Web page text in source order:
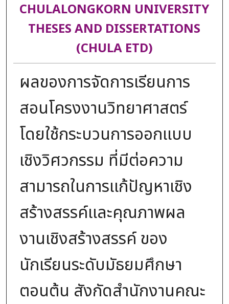
CHULALONGKORN UNIVERSITY
THESES AND DISSERTATIONS
(CHULA ETD)
ผลของการจัดการเรียนการ
สอนโครงงานวิทยาศาสตร์
โดยใช้กระบวนการออกแบบ
เชิงวิศวกรรม ที่มีต่อความ
สามารถในการแก้ปัญหาเชิง
สร้างสรรค์และคุณภาพผล
งานเชิงสร้างสรรค์ ของ
นักเรียนระดับมัธยมศึกษา
ตอนต้น สังกัดสำนักงานคณะ